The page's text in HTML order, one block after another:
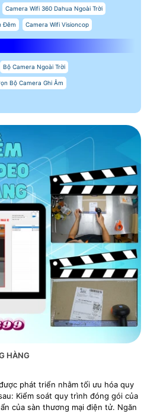
Camera Wifi 360 Dahua Ngoài Trời
Đêm Camera Wifi Visioncop
Bộ Camera Ngoài Trời
Bộ Camera Ghi Âm
HÀNG
phát triển nhằm tối ưu hóa quy
Kiểm soát quy trình đóng gói của
của sàn thương mại điện tử. Ngăn